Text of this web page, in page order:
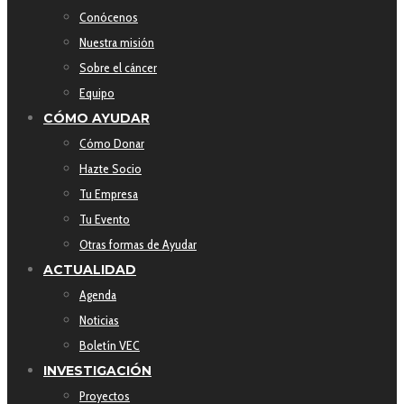
Conócenos
Nuestra misión
Sobre el cáncer
Equipo
CÓMO AYUDAR
Cómo Donar
Hazte Socio
Tu Empresa
Tu Evento
Otras formas de Ayudar
ACTUALIDAD
Agenda
Noticias
Boletín VEC
INVESTIGACIÓN
Proyectos